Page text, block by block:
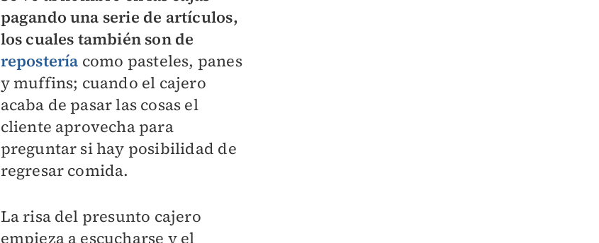
pagando una serie de artículos,
los cuales también son de
repostería como pasteles, panes
y muffins; cuando el cajero
acaba de pasar las cosas el
cliente aprovecha para
preguntar si hay posibilidad de
regresar comida.
La risa del presunto cajero
empieza a escucharse y el